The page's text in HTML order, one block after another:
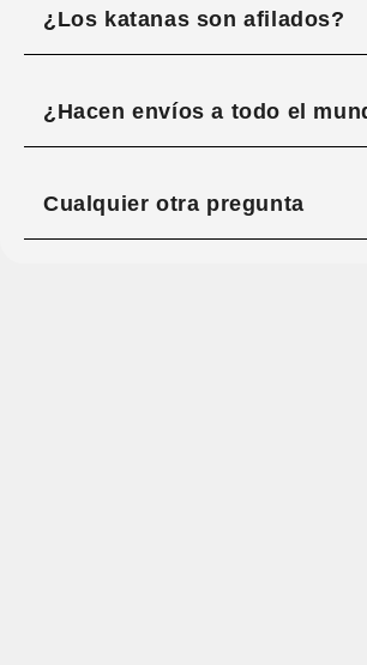
¿Los katanas son afilados?
¿Hacen envíos a todo el
Cualquier otra pregunta